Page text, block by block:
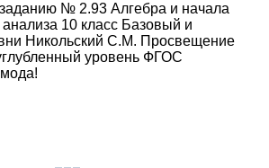
№ 2.93 Алгебра и начала
анализа 10 класс Базовый и
Никольский С.М. Просвещение
уровень ФГОС